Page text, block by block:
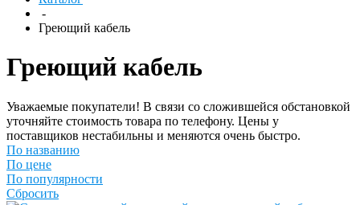
-
Греющий кабель
Греющий кабель
Уважаемые покупатели! В связи со сложившейся обстановкой
уточняйте стоимость товара по телефону. Цены у
поставщиков нестабильны и меняются очень быстро.
По названию
По цене
По популярности
Сбросить